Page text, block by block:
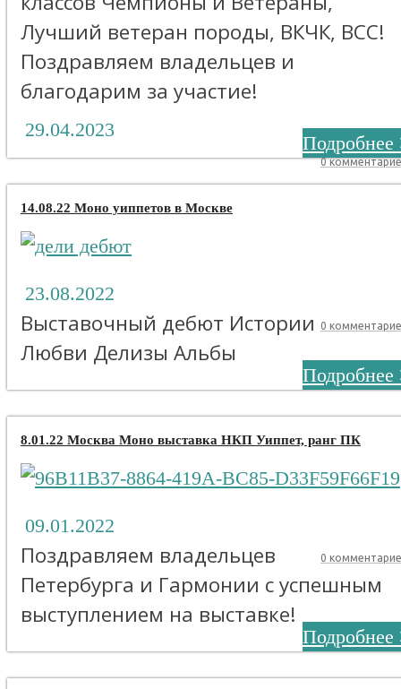
Лучший ветеран породы, ВКЧК, ВСС!
Поздравляем владельцев и
благодарим за участие!
29.04.2023
0
Подробнее
14.08.22 Моно уиппетов в Москве
23.08.2022
0
Выставочный дебют Истории
Любви Делизы Альбы
Подробнее
8.01.22 Москва Моно выставка НКП Уиппет, ранг ПК
09.01.2022
0
Поздравляем владельцев
Петербурга и Гармонии с успешным
выступлением на выставке!
Подробнее